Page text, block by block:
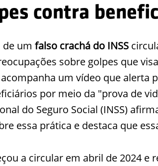
contra
um falso crachá do INSS
sobre golpes que
um vídeo que alerta
por meio da "prova de
do Seguro Social (INSS)
essa prática e destaca que
a circular em abril de 2024 e